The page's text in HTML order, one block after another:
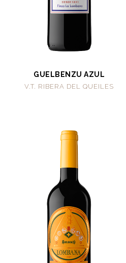
GUELBENZU AZUL
V.T. RIBERA DEL QUEILES